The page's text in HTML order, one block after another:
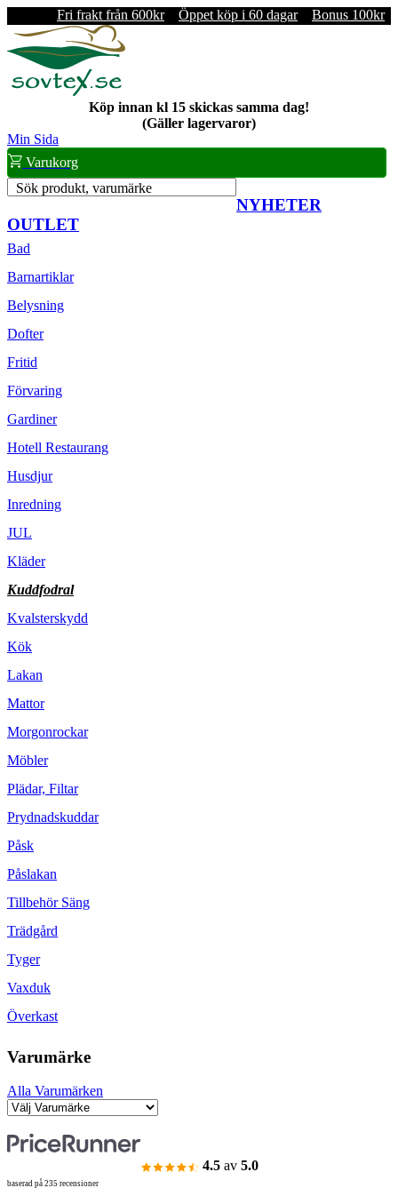
Fri frakt från 600kr Öppet köp i 60 dagar Bonus 100kr
Köp innan kl 15 skickas samma dag!
(Gäller lagervaror)
Min Sida
Varukorg
Sök produkt, varumärke
NYHETER
OUTLET
Bad
Barnartiklar
Belysning
Dofter
Fritid
Förvaring
Gardiner
Hotell Restaurang
Husdjur
Inredning
JUL
Kläder
Kuddfodral
Kvalsterskydd
Kök
Lakan
Mattor
Morgonrockar
Möbler
Plädar, Filtar
Prydnadskuddar
Påsk
Påslakan
Tillbehör Säng
Trädgård
Tyger
Vaxduk
Överkast
Varumärke
Alla Varumärken
4.5 av 5.0
baserad på 235 recensioner